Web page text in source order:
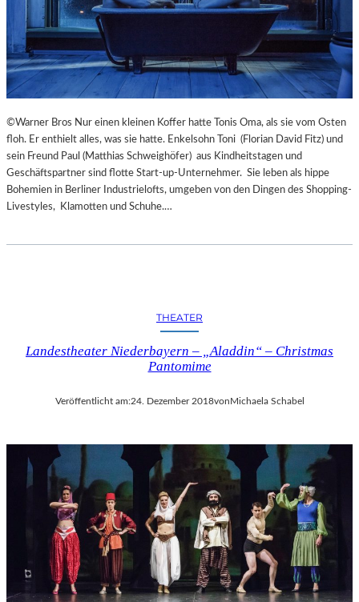
©Warner Bros Nur einen kleinen Koffer hatte Tonis Oma, als sie vom Osten
floh. Er enthielt alles, was sie hatte. Enkelsohn Toni (Florian David Fitz) und
sein Freund Paul (Matthias Schweighöfer) aus Kindheitstagen und
Geschäftspartner sind flotte Start-up-Unternehmer. Sie leben als hippe
Bohemien in Berliner Industrielofts, umgeben von den Dingen des Shopping-
Livestyles, Klamotten und Schuhe.…
THEATER
Landestheater Niederbayern – „Aladdin“ – Christmas
Pantomime
Veröffentlicht am:24. Dezember 2018vonMichaela Schabel